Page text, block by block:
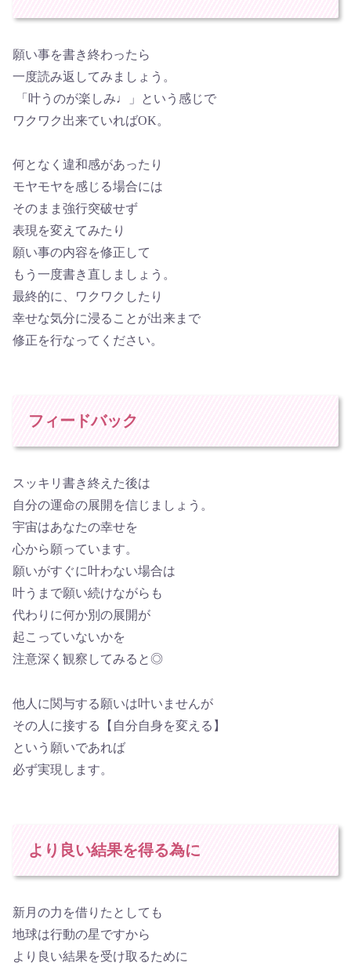
願い事を書き終わったら
一度読み返してみましょう。
「叶うのが楽しみ♩」という感じで
ワクワク出来ていればOK。
何となく違和感があったり
モヤモヤを感じる場合には
そのまま強行突破せず
表現を変えてみたり
願い事の内容を修正して
もう一度書き直しましょう。
最終的に、ワクワクしたり
幸せな気分に浸ることが出来まで
修正を行なってください。
フィードバック
スッキリ書き終えた後は
自分の運命の展開を信じましょう。
宇宙はあなたの幸せを
心から願っています。
願いがすぐに叶わない場合は
叶うまで願い続けながらも
代わりに何か別の展開が
起こっていないかを
注意深く観察してみると◎
他人に関与する願いは叶いませんが
その人に接する【自分自身を変える】
という願いであれば
必ず実現します。
より良い結果を得る為に
新月の力を借りたとしても
地球は行動の星ですから
より良い結果を受け取るために